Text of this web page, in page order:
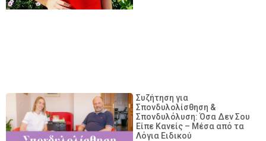
Συζήτηση για
Σπονδυλολίσθηση &
Σπονδυλόλυση: Όσα Δεν Σου
Είπε Κανείς – Μέσα από τα
Λόγια Ειδικού